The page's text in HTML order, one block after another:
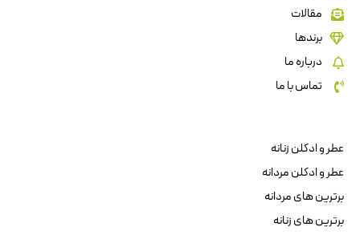
مقالات
برندها
درباره ما
تماس با ما
عطر و ادکلن زنانه
عطر و ادکلن مردانه
برترین های مردانه
برترین های زنانه